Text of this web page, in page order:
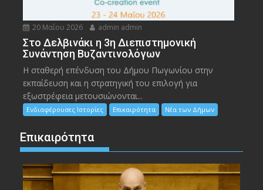
20 Μαΐου 2026 admin admin
Στο Δελβινάκι η 3η Διεπιστημονική
Συνάντηση Βυζαντινολόγων
Η σταθερή επένδυση του Δήμου Πωγωνίου στην
εκπαίδευση και η στρατηγική του επιλογή για
εξωστρέφεια μετουσιώνονται...
Ενδιαφέρουσες Ιστορίες Επικαιρότητα Νέα των Δήμων
Επικαιρότητα